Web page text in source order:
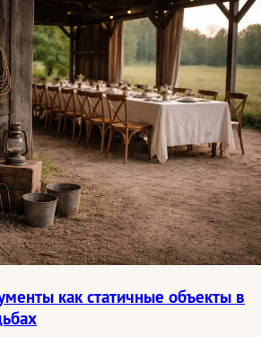
все, что официально спланировано.
как статичные объекты в